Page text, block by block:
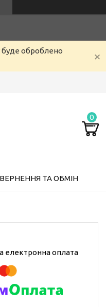
буде оброблено
ТА ОБМІН